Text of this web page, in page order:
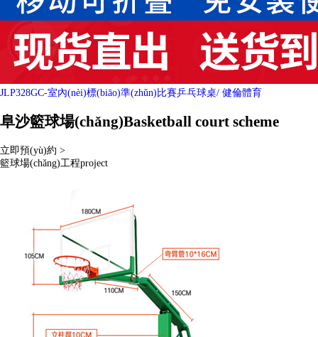
JLP328GC-室內(nèi)標(biāo)準(zhǔn)比賽乒乓球桌/ 健倫體育
阜沙籃球場(chǎng)Basketball court scheme
立即預(yù)約 >
籃球場(chǎng)工程project